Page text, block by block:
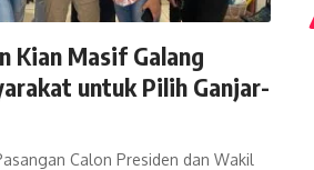
Kian Masif Galang
untuk Pilih Ganjar-
Calon Presiden dan Wakil